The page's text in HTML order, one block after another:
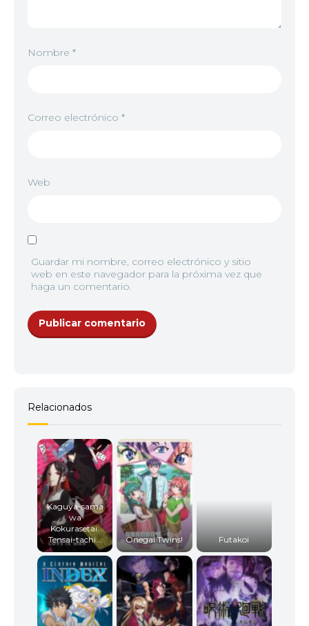
Nombre *
Correo electrónico *
Web
Guardar mi nombre, correo electrónico y sitio
web en este navegador para la próxima vez que
haga un comentario.
Relacionados
Kaguya-sama
wa
Kokurasetai:
Tensai-tachi...
Onegai Twins! Futakoi